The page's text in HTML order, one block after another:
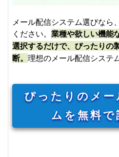
メール配信システム選びなら
ください。 業種や欲しい機能
選択するだけで、ぴったりの
断。 理想のメール配信システ
ぴったりのメー
ムを無料で